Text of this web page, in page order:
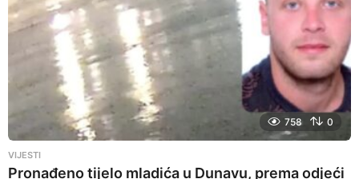
758 0
VIJESTI
Pronađeno tijelo mladića u Dunavu, prema odjeći